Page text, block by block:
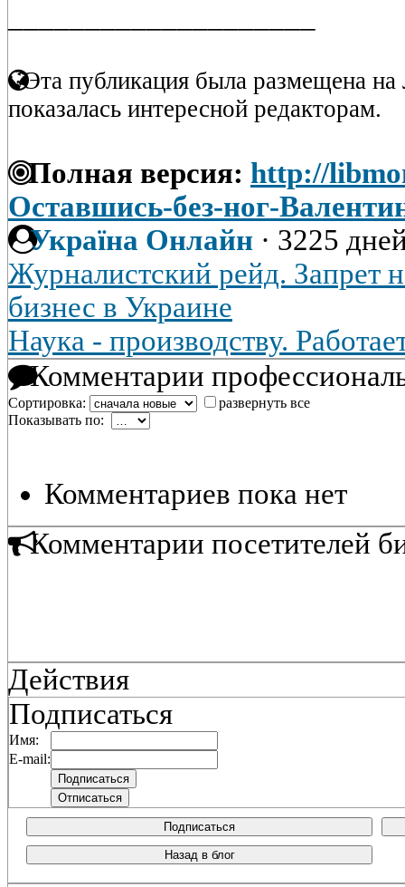
Эта публикация была размещена на
показалась интересной редакторам.
Полная версия: http://
Оставшись-без-ног-
Україна Онлайн · 3225
Журналистский рейд. Запрет
бизнес в Украине
Наука - производству.
Комментарии
Сортировка:
развернуть все
Показывать по:
Комментариев пока нет
Комментарии посетителей
Действия
Подписаться
Имя:
E-mail:
Подписаться
Назад в блог